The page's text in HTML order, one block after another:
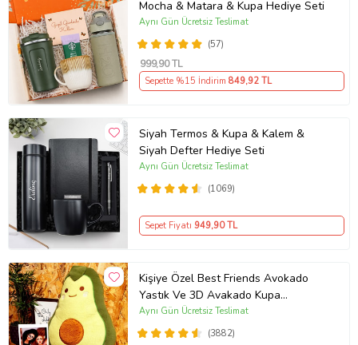
Mocha & Matara & Kupa Hediye Seti
(57)
Aynı Gün Ücretsiz Teslimat
999,90 TL
Sepette %15 İndirim 849,92 TL
Siyah Termos & Kupa & Kalem &
Siyah Defter Hediye Seti
(1069)
Aynı Gün Ücretsiz Teslimat
Sepet Fiyatı 949,90 TL
Kişiye Özel Best Friends Avokado
Yastık Ve 3D Avakado Kupa
Arkadaşa Hediye
(3882)
Aynı Gün Ücretsiz Teslimat